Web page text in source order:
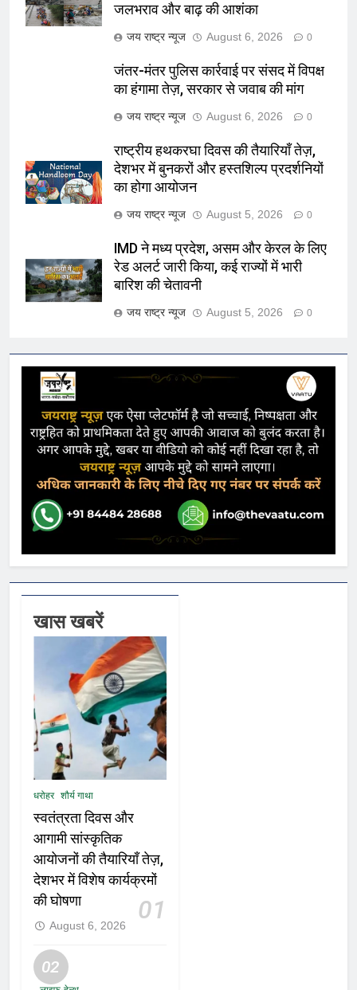
जलभराव और बाढ़ की आशंका
जय राष्ट्र न्यूज August 6, 2026 0
जंतर-मंतर पुलिस कार्रवाई पर संसद में विपक्ष
का हंगामा तेज़, सरकार से जवाब की मांग
जय राष्ट्र न्यूज August 6, 2026 0
राष्ट्रीय हथकरघा दिवस की तैयारियाँ तेज़,
देशभर में बुनकरों और हस्तशिल्प प्रदर्शनियों
का होगा आयोजन
जय राष्ट्र न्यूज August 5, 2026 0
IMD ने मध्य प्रदेश, असम और केरल के लिए
रेड अलर्ट जारी किया, कई राज्यों में भारी
बारिश की चेतावनी
जय राष्ट्र न्यूज August 5, 2026 0
खास खबरें
धरोहर शौर्य गाथा
स्वतंत्रता दिवस और
आगामी सांस्कृतिक
आयोजनों की तैयारियाँ तेज़,
देशभर में विशेष कार्यक्रमों
की घोषणा
01
August 6, 2026
02